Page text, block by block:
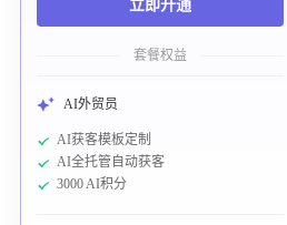
立即开通
套餐权益
AI外贸员
AI获客模板定制
AI全托管自动获客
3000 AI积分